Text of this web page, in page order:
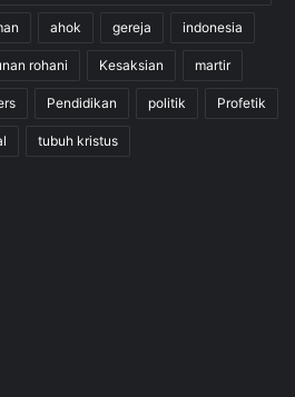
ahok gereja indonesia
rohani Kesaksian martir
Pendidikan politik Profetik
tubuh kristus